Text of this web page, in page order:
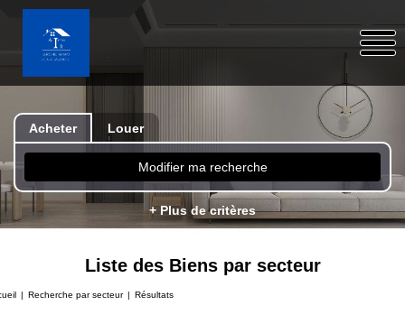
Acheter Louer
Modifier ma recherche
+ Plus de critères
Liste des Biens par secteur
Recherche par secteur Résultats